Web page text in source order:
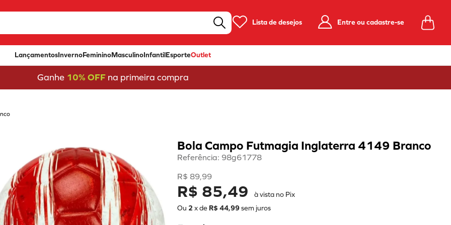
Lista de desejos Entre ou cadastre-se
LançamentosInvernoFemininoMasculinoInfantilEsporteOutlet
Ganhe 10% OFFna primeira compra
Bola Campo Futmagia Inglaterra 4149 Branco
Referência: 98g61778
R$ 89,99
R$ 85,49
à vista no Pix
Ou 2 x de R$ 44,99sem juros